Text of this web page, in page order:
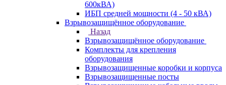
600кВА)
ИБП средней мощности (4 - 50 кВА)
Взрывозащищённое оборудование
Назад
Взрывозащищённое оборудование
Комплекты для крепления
оборудования
Взрывозащищенные коробки и корпуса
Взрывозащищенные посты